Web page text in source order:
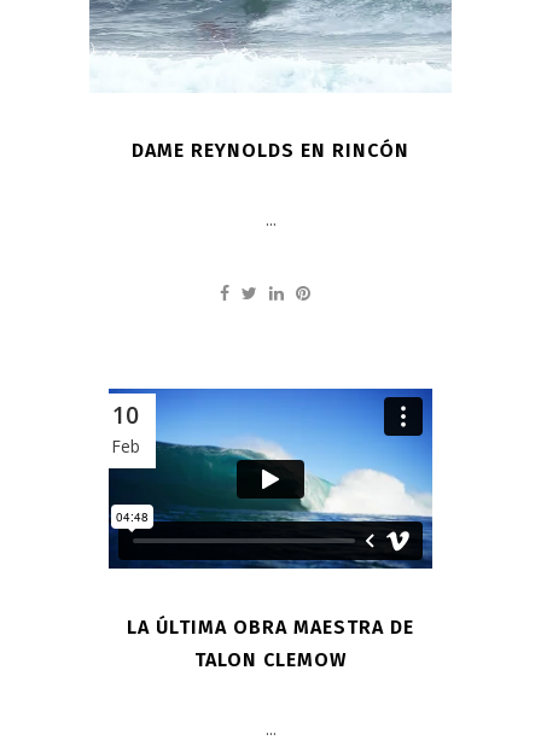
DAME REYNOLDS EN RINCÓN
...
10
Feb
LA ÚLTIMA OBRA MAESTRA DE
TALON CLEMOW
...